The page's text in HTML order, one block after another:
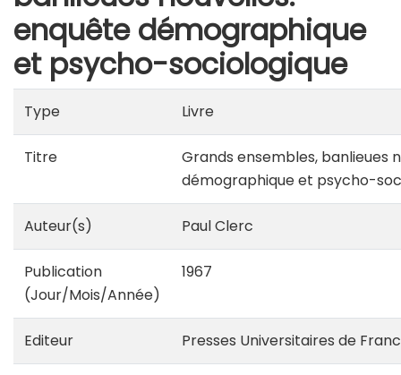
enquête démographique
et psycho-sociologique
Type Livre
Titre
Grands ensembles, banlieues
démographique et psycho-
Auteur(s) Paul Clerc
Publication
(Jour/Mois/Année)
1967
Editeur Presses Universitaires de